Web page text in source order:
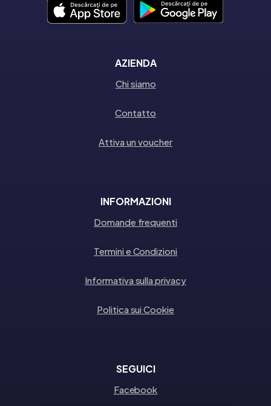
AZIENDA
Chi siamo
Contatto
Attiva un voucher
INFORMAZIONI
Domande frequenti
Termini e Condizioni
Informativa sulla privacy
Politica sui Cookie
SEGUICI
Facebook